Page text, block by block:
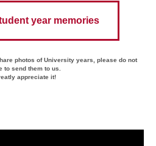
year memories
photos of University years, please do not
to send them to us.
appreciate it!